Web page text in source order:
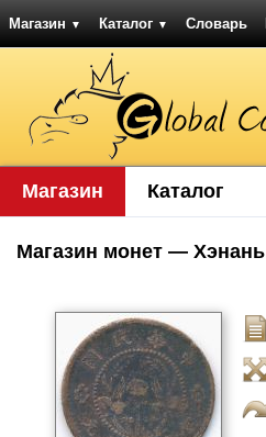
Магазин ▼ Каталог ▼ Словарь
Магазин Каталог
Магазин монет — Хэнань